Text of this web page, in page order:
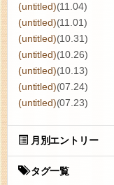
(untitled)(11.04)
(untitled)(11.01)
(untitled)(10.31)
(untitled)(10.26)
(untitled)(10.13)
(untitled)(07.24)
(untitled)(07.23)
月別エントリー
タグ一覧